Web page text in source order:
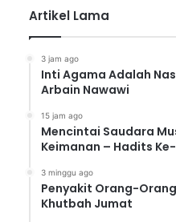
Artikel Lama
3 jam ago
Inti Agama Adalah
Arbain Nawawi
15 jam ago
Mencintai Saudara
Keimanan – Hadits
3 minggu ago
Penyakit Orang-
Khutbah Jumat